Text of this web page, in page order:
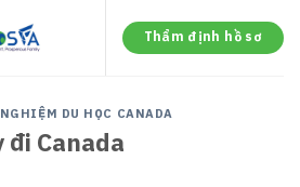
Thẩm định hồ sơ
DU HỌC CANADA
đi Canada